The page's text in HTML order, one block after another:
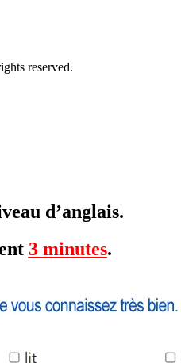
reserved.
d’anglais.
3 minutes.